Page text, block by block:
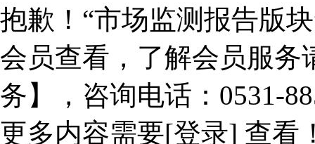
抱歉！“市场监测报告版
会员查看，了解会员服务
务】，咨询电话：0531-
更多内容需要[登录] 查看